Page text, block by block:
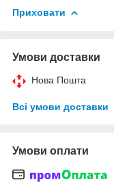
Приховати
Умови доставки
Нова Пошта
Всі умови доставки
Умови оплати